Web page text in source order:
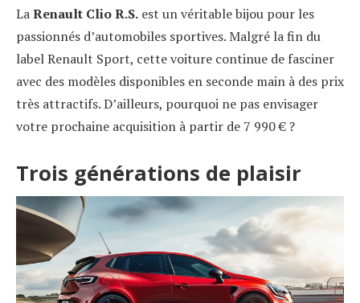
LaRenault Clio R.S. est un véritable bijou pour les
passionnés d’automobiles sportives. Malgré la fin du
label Renault Sport, cette voiture continue de fasciner
avec des modèles disponibles en seconde main à des prix
très attractifs. D’ailleurs, pourquoi ne pas envisager
votre prochaine acquisition à partir de 7 990 € ?
Trois générations de plaisir